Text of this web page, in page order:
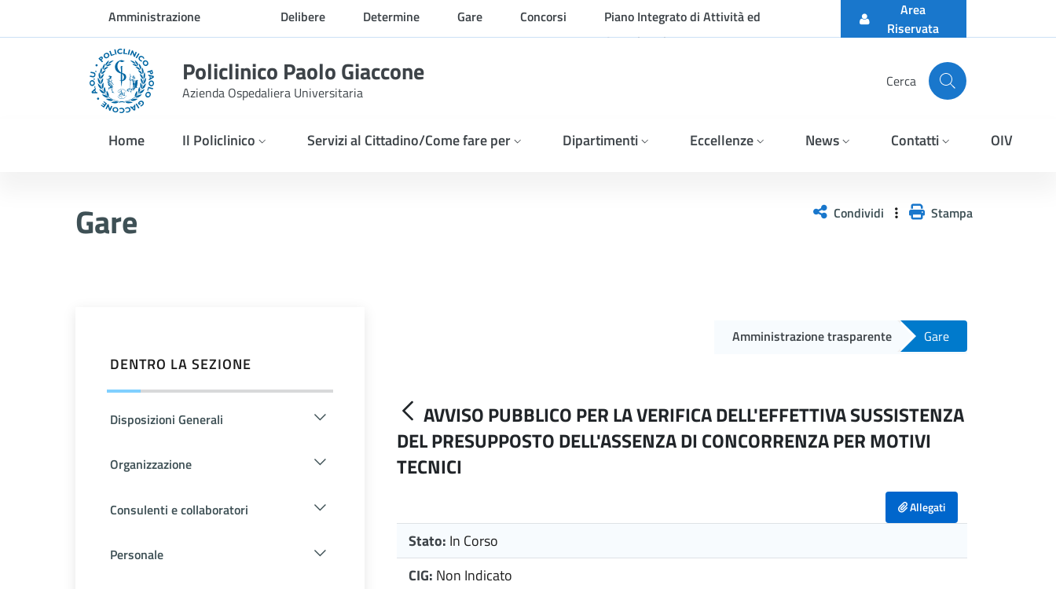
Skip to Main ContentAmministrazione
trasparente
Delibere Determine Gare Concorsi
Piano Integrato di Attività ed
Organizzazione
Area
Riservata
Policlinico Paolo Giaccone
Azienda Ospedaliera Universitaria
Cerca
Home Il Policlinico Servizi al Cittadino/Come fare per Dipartimenti Eccellenze News Contatti OIV
Gare Condividi Stampa
DENTRO LA SEZIONE
Disposizioni Generali
Organizzazione
Consulenti e collaboratori
Personale
Amministrazione trasparente Gare
AVVISO PUBBLICO PER LA VERIFICA DELL'EFFETTIVA SUSSISTENZA
DEL PRESUPPOSTO DELL'ASSENZA DI CONCORRENZA PER MOTIVI
TECNICI
Allegati
Stato: In Corso
CIG: Non Indicato